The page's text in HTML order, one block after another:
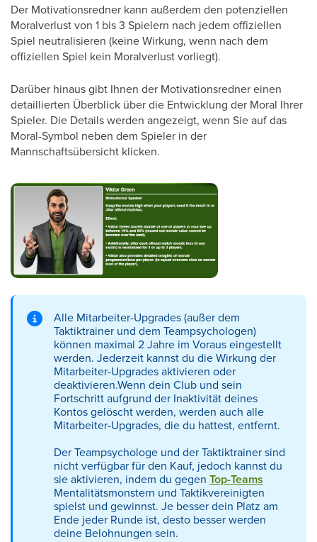
Der Motivationsredner kann außerdem den potenziellen
Moralverlust von 1 bis 3 Spielern nach jedem offiziellen
Spiel neutralisieren (keine Wirkung, wenn nach dem
offiziellen Spiel kein Moralverlust vorliegt).
Darüber hinaus gibt Ihnen der Motivationsredner einen
detaillierten Überblick über die Entwicklung der Moral Ihrer
Spieler. Die Details werden angezeigt, wenn Sie auf das
Moral-Symbol neben dem Spieler in der
Mannschaftsübersicht klicken.
Alle Mitarbeiter-Upgrades (außer dem
Taktiktrainer und dem Teampsychologen)
können maximal 2 Jahre im Voraus eingestellt
werden. Jederzeit kannst du die Wirkung der
Mitarbeiter-Upgrades aktivieren oder
deaktivieren.Wenn dein Club und sein
Fortschritt aufgrund der Inaktivität deines
Kontos gelöscht werden, werden auch alle
Mitarbeiter-Upgrades, die du hattest, entfernt.
Der Teampsychologe und der Taktiktrainer sind
nicht verfügbar für den Kauf, jedoch kannst du
sie aktivieren, indem du gegen Top-Teams
Mentalitätsmonstern und Taktikvereinigten
spielst und gewinnst. Je besser dein Platz am
Ende jeder Runde ist, desto besser werden
deine Belohnungen sein.